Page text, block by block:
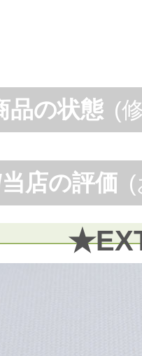
品の状態 (
店の評価